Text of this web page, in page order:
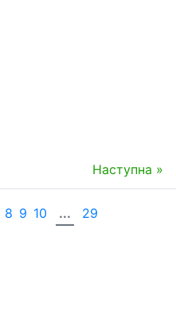
Наступна »
8 9 10 ... 29